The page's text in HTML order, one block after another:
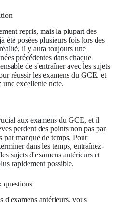
repris, mais la plupart des
été posées plusieurs fois lors des
il y aura toujours une
précédentes dans chaque
de s'entraîner avec les sujets
réussir les examens du GCE, et
une excellente note.
aux examens du GCE, et il
perdent des points non pas par
par manque de temps. Pour
dans les temps, entraînez-
sujets d'examens antérieurs et
rapidement possible.
questions
d'examens antérieurs, vous